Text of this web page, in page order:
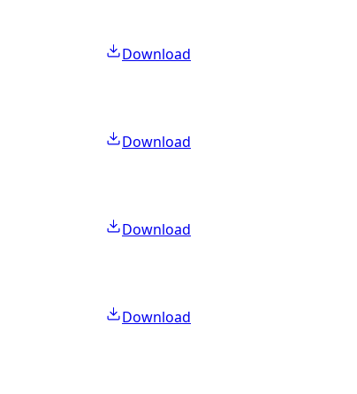
Download
Download
Download
Download